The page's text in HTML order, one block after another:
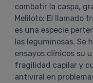
combatir la caspa,
Meliloto: El llamado
es una especie
las leguminosas. Se
ensayos clínicos su
fragilidad capilar y
antiviral en